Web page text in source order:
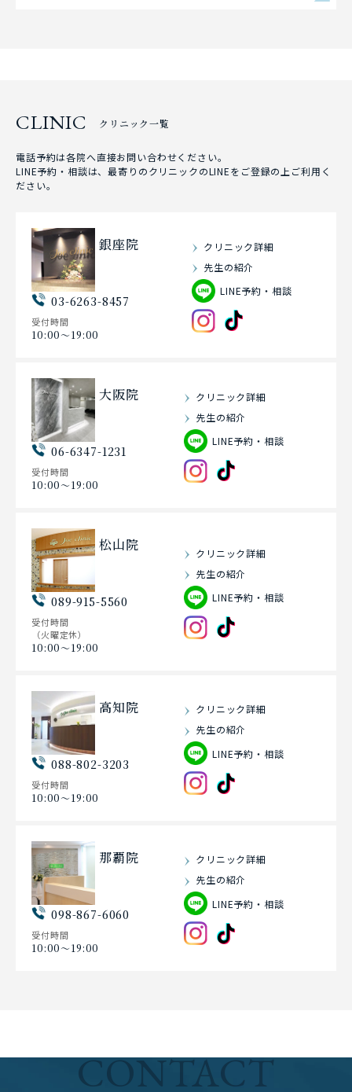
CLINIC クリニック一覧
電話予約は各院へ直接お問い合わせください。
LINE予約・相談は、最寄りのクリニックのLINEをご登録の上ご利用く
ださい。
銀座院
03-6263-8457
受付時間
10:00〜19:00
クリニック詳細
先生の紹介
LINE予約・相談
大阪院
06-6347-1231
受付時間
10:00〜19:00
クリニック詳細
先生の紹介
LINE予約・相談
松山院
089-915-5560
受付時間
（火曜定休）
10:00〜19:00
クリニック詳細
先生の紹介
LINE予約・相談
高知院
088-802-3203
受付時間
10:00〜19:00
クリニック詳細
先生の紹介
LINE予約・相談
那覇院
098-867-6060
受付時間
10:00〜19:00
クリニック詳細
先生の紹介
LINE予約・相談
CONTACT